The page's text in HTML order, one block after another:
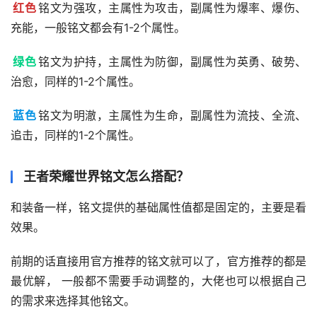
红色铭文为强攻，主属性为攻击，副属性为爆率、爆伤、
充能，一般铭文都会有1-2个属性。
绿色铭文为护持，主属性为防御，副属性为英勇、破势、
治愈，同样的1-2个属性。
蓝色铭文为明澈，主属性为生命，副属性为流技、全流、
追击，同样的1-2个属性。
王者荣耀世界铭文怎么搭配？
和装备一样，铭文提供的基础属性值都是固定的，主要是看
效果。
前期的话直接用官方推荐的铭文就可以了，官方推荐的都是
最优解， 一般都不需要手动调整的，大佬也可以根据自己
的需求来选择其他铭文。